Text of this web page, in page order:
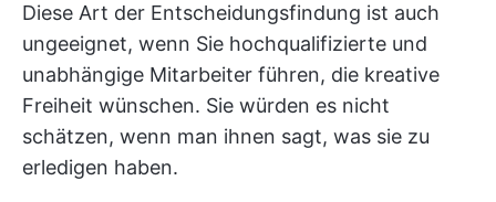
Diese Art der Entscheidungsfindung ist auch
ungeeignet, wenn Sie hochqualifizierte und
unabhängige Mitarbeiter führen, die kreative
Freiheit wünschen. Sie würden es nicht
schätzen, wenn man ihnen sagt, was sie zu
erledigen haben.